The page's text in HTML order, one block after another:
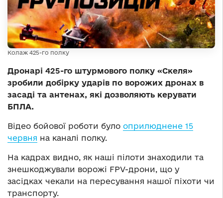
Колаж 425-го полку
Дронарі 425-го штурмового полку «Скеля»
зробили добірку ударів по ворожих дронах в
засаді та антенах, які дозволяють керувати
БПЛА.
Відео бойової роботи було оприлюднене 15
червня на каналі полку.
На кадрах видно, як наші пілоти знаходили та
знешкоджували ворожі FPV-дрони, що у
засідках чекали на пересування нашої піхоти чи
транспорту.